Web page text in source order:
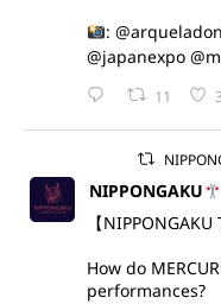
:
@japanexpo
11
NIPPONGAKU
【NIPPONGAKU
How do
performances?